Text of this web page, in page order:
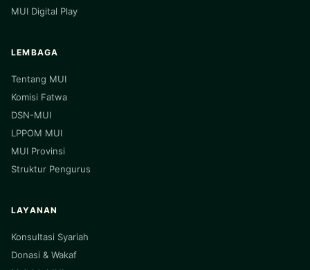
MUI Digital Play
LEMBAGA
Tentang MUI
Komisi Fatwa
DSN-MUI
LPPOM MUI
MUI Provinsi
Struktur Pengurus
LAYANAN
Konsultasi Syariah
Donasi & Wakaf